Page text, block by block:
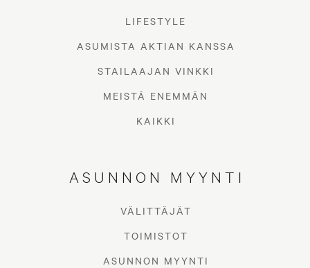
LIFESTYLE
ASUMISTA AKTIAN KANSSA
STAILAAJAN VINKKI
MEISTÄ ENEMMÄN
KAIKKI
ASUNNON MYYNTI
VÄLITTÄJÄT
TOIMISTOT
ASUNNON MYYNTI